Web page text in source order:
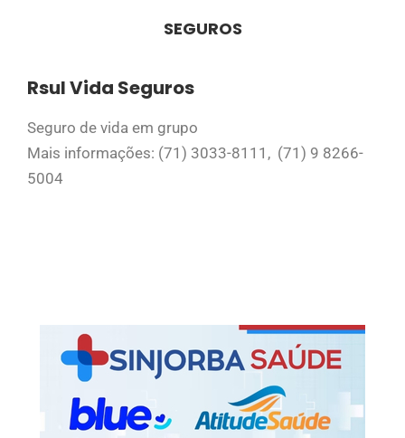
SEGUROS
Rsul Vida Seguros
Seguro de vida em grupo
Mais informações: (71) 3033-8111, (71) 9 8266-
5004